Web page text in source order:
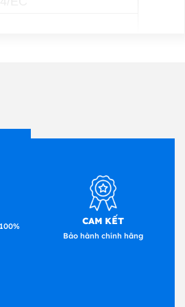
hiểm cho sức khỏe.
băng Toshiba đảm bảo
đầu in.
kiểm tra nghiêm
CAM KẾT
Bảo hành chính hãng